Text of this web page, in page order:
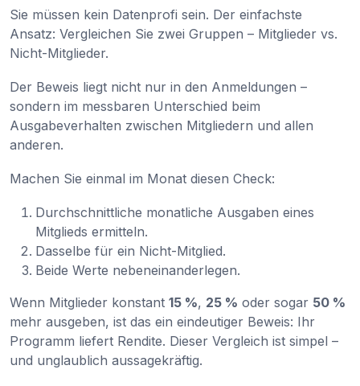
Sie müssen kein Datenprofi sein. Der einfachste
Ansatz: Vergleichen Sie zwei Gruppen – Mitglieder vs.
Nicht-Mitglieder.
Der Beweis liegt nicht nur in den Anmeldungen –
sondern im messbaren Unterschied beim
Ausgabeverhalten zwischen Mitgliedern und allen
anderen.
Machen Sie einmal im Monat diesen Check:
Durchschnittliche monatliche Ausgaben eines
Mitglieds ermitteln.
Dasselbe für ein Nicht-Mitglied.
Beide Werte nebeneinanderlegen.
Wenn Mitglieder konstant 15 %, 25 % oder sogar 50 %
mehr ausgeben, ist das ein eindeutiger Beweis: Ihr
Programm liefert Rendite. Dieser Vergleich ist simpel –
und unglaublich aussagekräftig.